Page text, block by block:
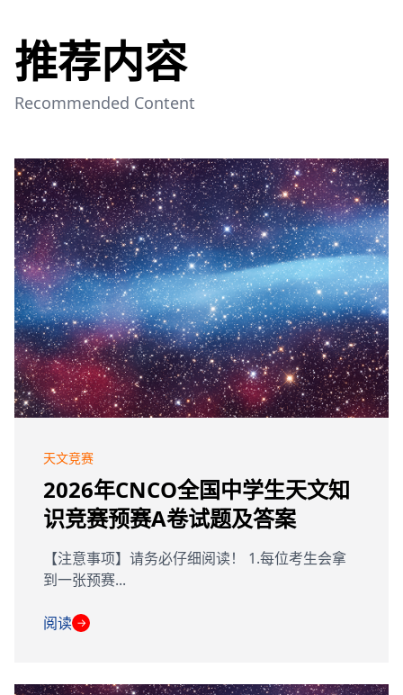
推荐内容
Recommended Content
天文竞赛
2026年CNCO全国中学生天文知
识竞赛预赛A卷试题及答案
【注意事项】请务必仔细阅读！ 1.每位考生会拿
到一张预赛...
阅读 →